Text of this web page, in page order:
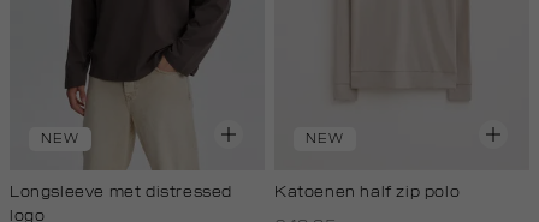
NEW
Longsleeve met distressed
logo
NEW
Katoenen half zip polo